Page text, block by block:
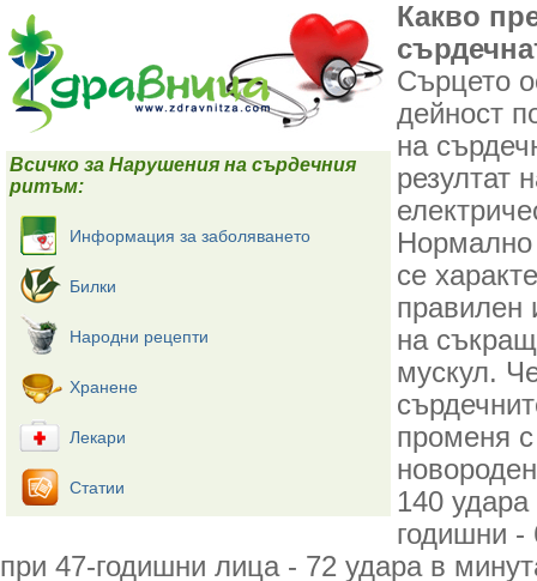
Всичко за Нарушения на сърдечния
ритъм:
Информация за заболяването
Билки
Народни рецепти
Хранене
Лекари
Статии
Какво
Сърцето
дейност
на
резултат
Нормално
се
правилен
на
мускул.
променя
140
годишни -
при 47-годишни лица - 72 удара в